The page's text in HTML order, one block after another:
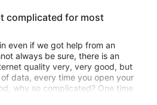
complicated for most
even if we got help from an
always be sure, there is an
quality very, very good, but
data, every time you open your
why so complicated? One time